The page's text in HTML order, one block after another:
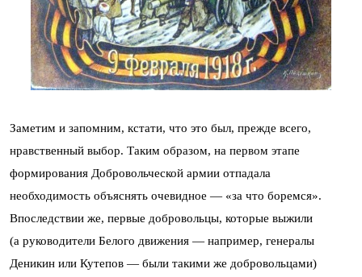
Заметим и запомним, кстати, что это был, прежде всего,
нравственный выбор. Таким образом, на первом этапе
формирования Добровольческой армии отпадала
необходимость объяснять очевидное — «за что боремся».
Впоследствии же, первые добровольцы, которые выжили
(а руководители Белого движения — например, генералы
Деникин или Кутепов — были такими же добровольцами)